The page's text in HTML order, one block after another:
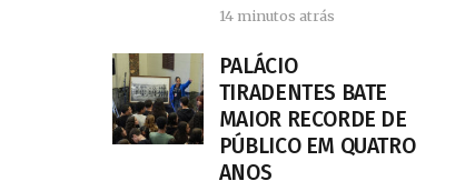
14 minutos atrás
PALÁCIO
TIRADENTES BATE
MAIOR RECORDE DE
PÚBLICO EM QUATRO
ANOS